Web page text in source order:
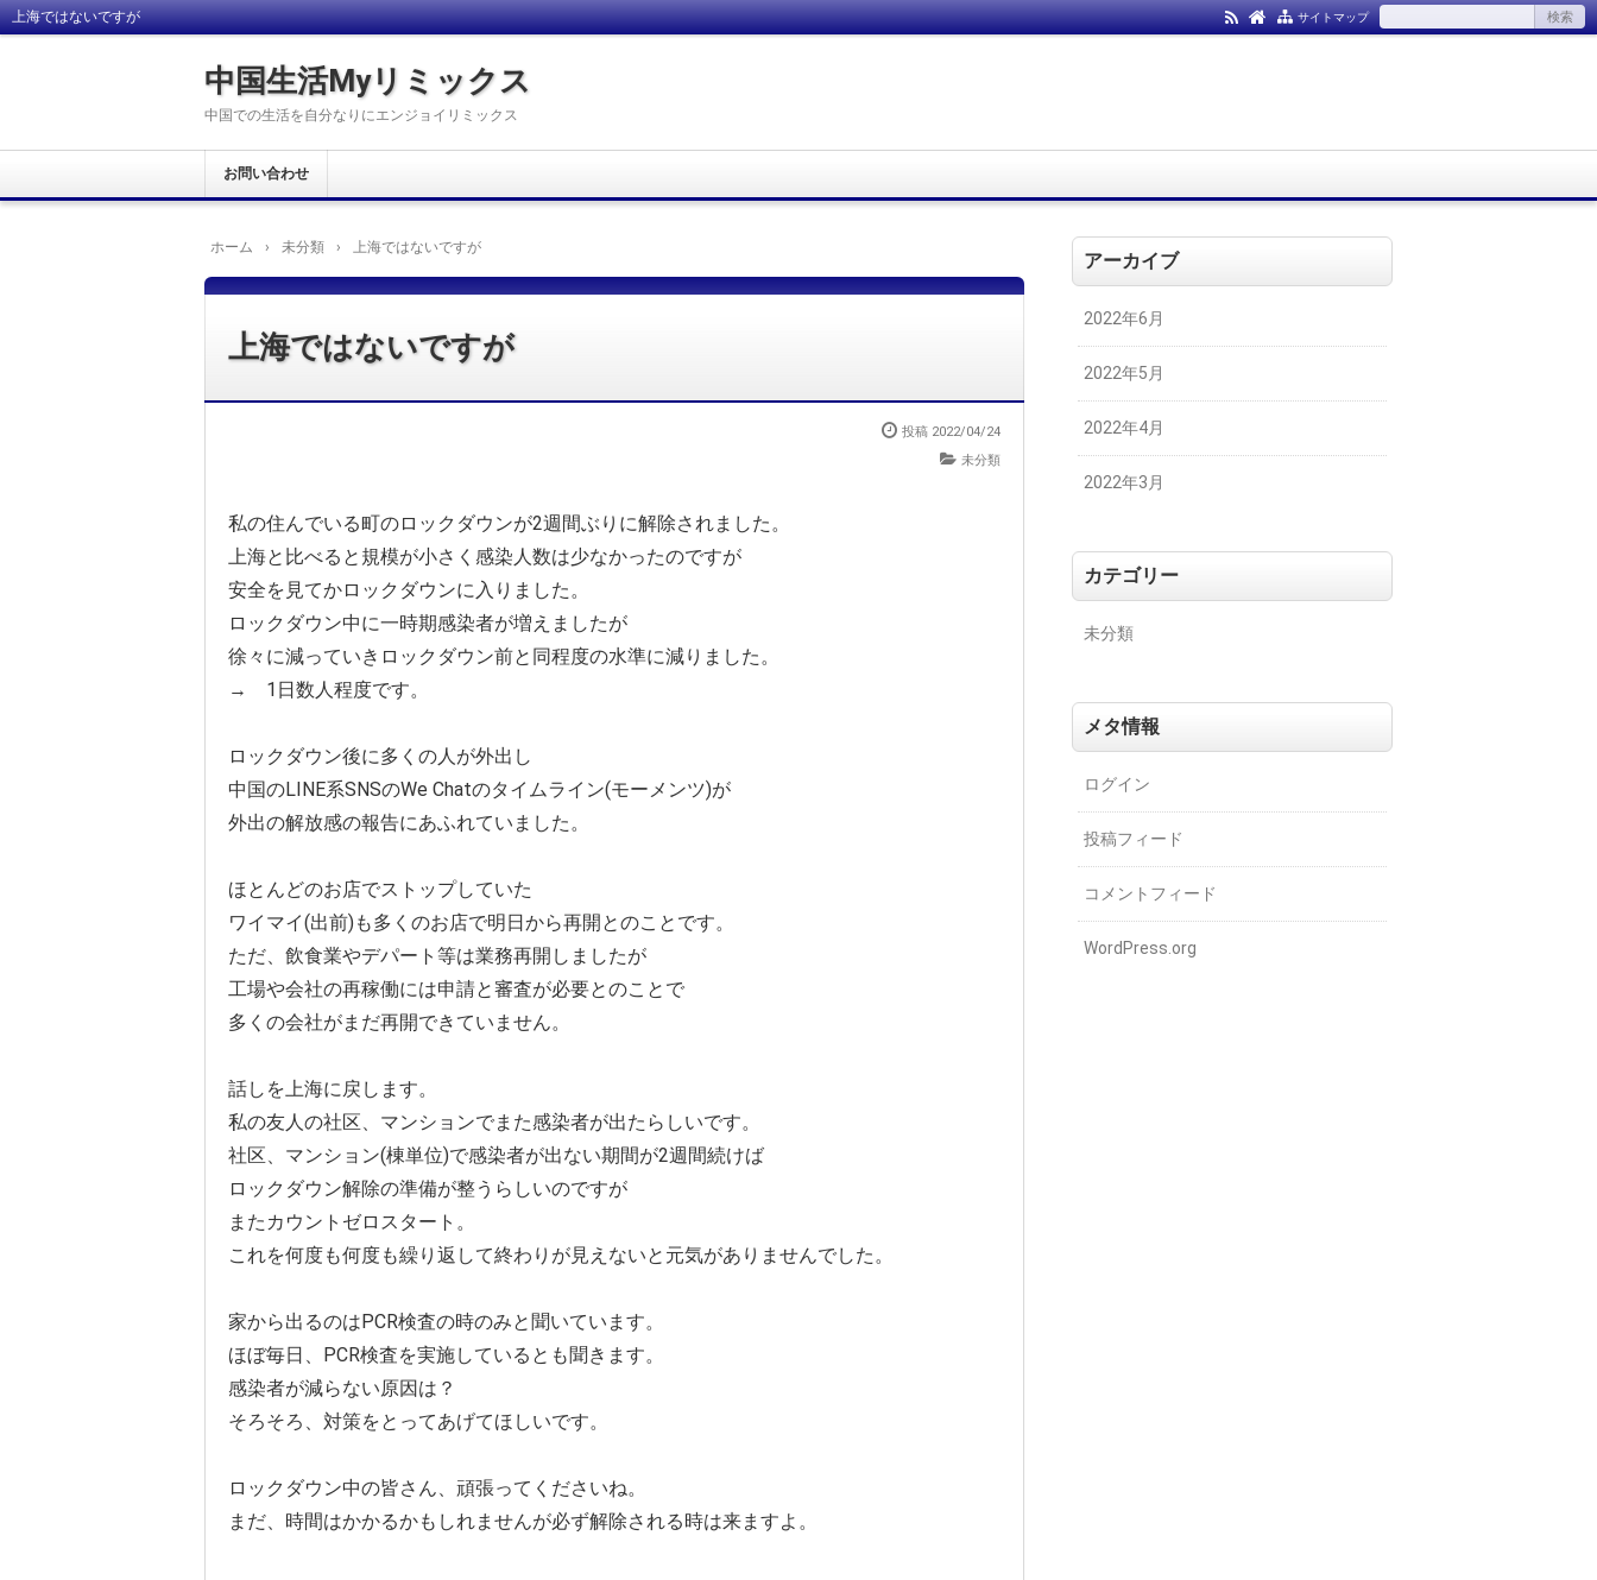
上海ではないですが サイトマップ
中国生活Myリミックス
中国での生活を自分なりにエンジョイリミックス
お問い合わせ
ホーム › 未分類 › 上海ではないですが
上海ではないですが
投稿 2022/04/24
未分類
私の住んでいる町のロックダウンが2週間ぶりに解除されました。
上海と比べると規模が小さく感染人数は少なかったのですが
安全を見てかロックダウンに入りました。
ロックダウン中に一時期感染者が増えましたが
徐々に減っていきロックダウン前と同程度の水準に減りました。
→ 1日数人程度です。
ロックダウン後に多くの人が外出し
中国のLINE系SNSのWe Chatのタイムライン(モーメンツ)が
外出の解放感の報告にあふれていました。
ほとんどのお店でストップしていた
ワイマイ(出前)も多くのお店で明日から再開とのことです。
ただ、飲食業やデパート等は業務再開しましたが
工場や会社の再稼働には申請と審査が必要とのことで
多くの会社がまだ再開できていません。
話しを上海に戻します。
私の友人の社区、マンションでまた感染者が出たらしいです。
社区、マンション(棟単位)で感染者が出ない期間が2週間続けば
ロックダウン解除の準備が整うらしいのですが
またカウントゼロスタート。
これを何度も何度も繰り返して終わりが見えないと元気がありませんでした。
家から出るのはPCR検査の時のみと聞いています。
ほぼ毎日、PCR検査を実施しているとも聞きます。
感染者が減らない原因は？
そろそろ、対策をとってあげてほしいです。
ロックダウン中の皆さん、頑張ってくださいね。
まだ、時間はかかるかもしれませんが必ず解除される時は来ますよ。
アーカイブ
2022年6月
2022年5月
2022年4月
2022年3月
カテゴリー
未分類
メタ情報
ログイン
投稿フィード
コメントフィード
WordPress.org